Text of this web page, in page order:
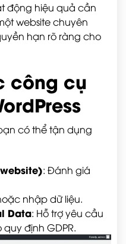
động hiệu quả cần
website chuyên
hạn rõ ràng cho
công cụ
có thể tận dụng
: Đánh giá
nhập dữ liệu.
Data: Hỗ trợ yêu cầu
định GDPR.